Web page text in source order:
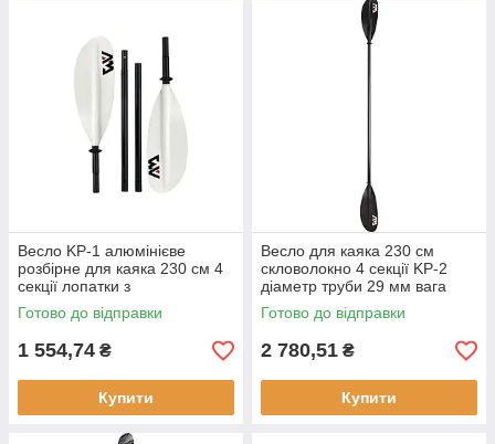
Весло KP-1 алюмінієве
розбірне для каяка 230 см 4
секції лопатки з
поліпропілену та
скловолокна 1100 г легке
Готово до відправки
1 554,74 ₴
Купити
Весло для каяка 230 см
скловолокно 4 секції KP-2
діаметр труби 29 мм вага
1100 гр
Готово до відправки
2 780,51 ₴
Купити